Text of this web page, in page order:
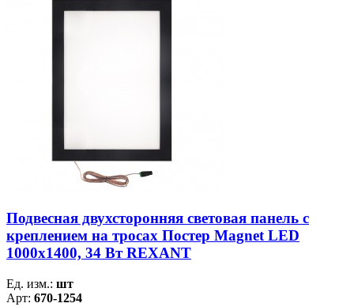
Подвесная двухсторонняя световая панель с
креплением на тросах Постер Magnet LED
1000х1400, 34 Вт REXANT
Ед. изм.: шт
Арт: 670-1254